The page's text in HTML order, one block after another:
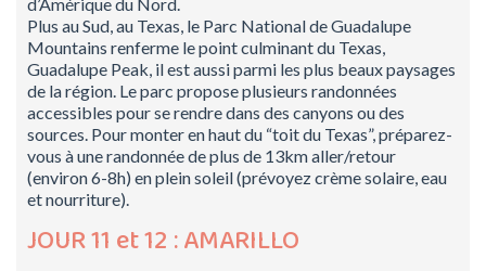
Plus au Sud, au Texas, le Parc National de Guadalupe
Mountains renferme le point culminant du Texas,
Guadalupe Peak, il est aussi parmi les plus beaux paysages
de la région. Le parc propose plusieurs randonnées
accessibles pour se rendre dans des canyons ou des
sources. Pour monter en haut du “toit du Texas”, préparez-
vous à une randonnée de plus de 13km aller/retour
(environ 6-8h) en plein soleil (prévoyez crème solaire, eau
et nourriture).
JOUR 11 et 12 : AMARILLO